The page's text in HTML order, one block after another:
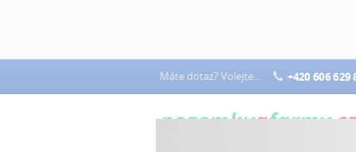
Máte dotaz? Volejte... +420 606 629